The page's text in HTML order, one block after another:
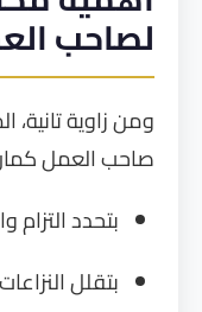
لصاحب
صاحب العمل
بتحدد
بتقلل